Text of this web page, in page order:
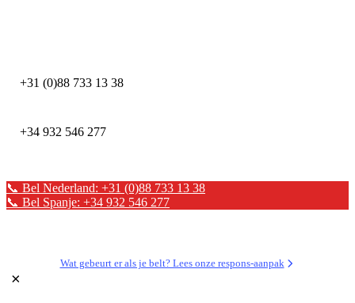
+31 (0)88 733 13 38
+34 932 546 277
📞 Bel Nederland: +31 (0)88 733 13 38
📞 Bel Spanje: +34 932 546 277
Wat gebeurt er als je belt? Lees onze respons-aanpak
×